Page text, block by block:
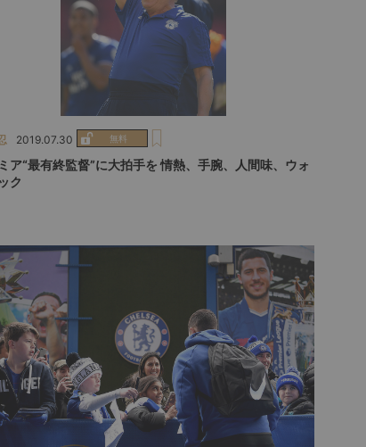
2019.07.30
ア“最有終監督”に大拍手を 情熱、手腕、人間味、ウォ
ク